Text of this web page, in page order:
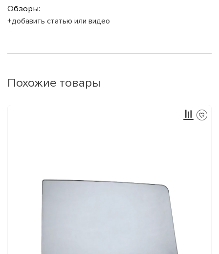
Обзоры:
+добавить статью или видео
Похожие товары